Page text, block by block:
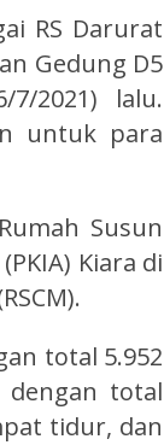
RS Darurat
Gedung D5
2021) lalu.
untuk para
Susun
Kiara di
total 5.952
total
tidur, dan